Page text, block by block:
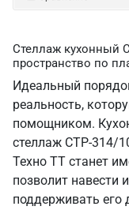
Стеллаж кухонный
пространство по
Идеальный
реальность,
помощником.
стеллаж СТР-314/
Техно ТТ станет
позволит навести
поддерживать его